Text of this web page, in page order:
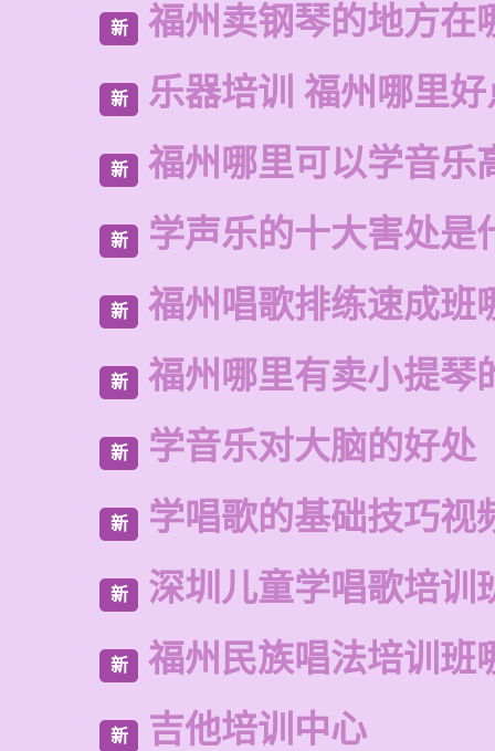
新 福州卖钢琴的地方在
新 乐器培训 福州哪里
新 福州哪里可以学音乐
新 学声乐的十大害处是
新 福州唱歌排练速成班
新 福州哪里有卖小提琴
新 学音乐对大脑的好处
新 学唱歌的基础技巧视
新 深圳儿童学唱歌培训
新 福州民族唱法培训班
新 吉他培训中心